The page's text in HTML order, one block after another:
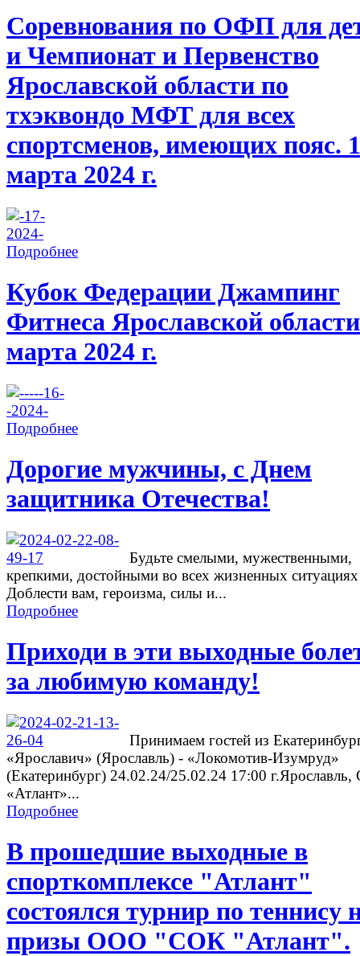
Соревнования по ОФП для
и Чемпионат и Первенство
Ярославской области по
тхэквондо МФТ для всех
спортсменов, имеющих пояс.
марта 2024 г.
Подробнее
Кубок Федерации Джампинг
Фитнеса Ярославской
марта 2024 г.
Подробнее
Дорогие мужчины, с Днем
защитника Отечества!
Будьте смелыми, мужественными,
крепкими, достойными во всех жизненных
Доблести вам, героизма, силы и...
Подробнее
Приходи в эти выходные
за любимую команду!
Принимаем гостей из
«Ярославич» (Ярославль) - «Локомотив-Изумруд»
(Екатеринбург) 24.02.24/25.02.24 17:00
«Атлант»...
Подробнее
В прошедшие выходные в
спорткомплексе "Атлант"
состоялся турнир по теннису
призы ООО "СОК "Атлант".